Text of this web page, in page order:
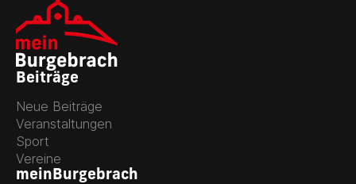
Beiträge
Neue Beiträge
Veranstaltungen
Sport
Vereine
meinBurgebrach